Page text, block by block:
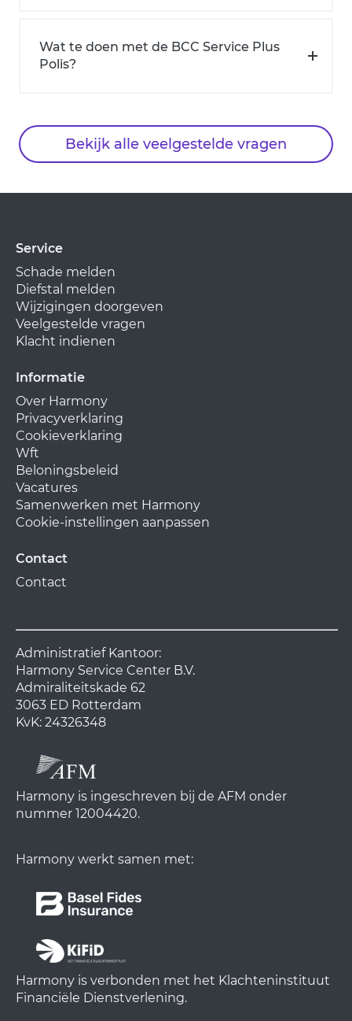
Wat te doen met de BCC Service Plus
Polis?
Bekijk alle veelgestelde vragen
Service
Schade melden
Diefstal melden
Wijzigingen doorgeven
Veelgestelde vragen
Klacht indienen
Informatie
Over Harmony
Privacyverklaring
Cookieverklaring
Wft
Beloningsbeleid
Vacatures
Samenwerken met Harmony
Cookie-instellingen aanpassen
Contact
Contact
Administratief Kantoor:
Harmony Service Center B.V.
Admiraliteitskade 62
3063 ED Rotterdam
KvK: 24326348
Harmony is ingeschreven bij de AFM onder
nummer 12004420.
Harmony werkt samen met:
Harmony is verbonden met het Klachteninstituut
Financiële Dienstverlening.